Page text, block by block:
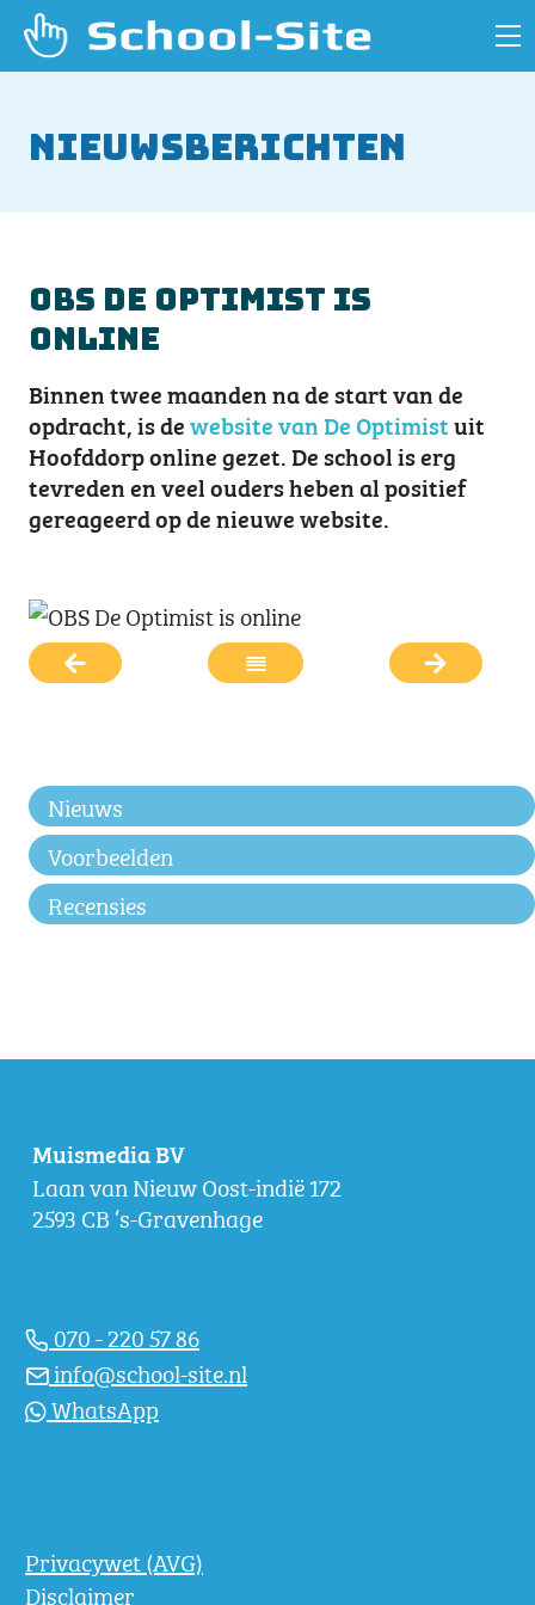
Nieuwsberichten
OBS De Optimist is
online
Binnen twee maanden na de start van de
opdracht, is dewebsite van De Optimistuit
Hoofddorp online gezet. De school is erg
tevreden en veel ouders heben al positief
gereageerd op de nieuwe website.
Nieuws
Voorbeelden
Recensies
Muismedia BV
Laan van Nieuw Oost-indië 172
2593 CB ‘s-Gravenhage
070 - 220 57 86
info@school-site.nl
WhatsApp
Privacywet (AVG)
Disclaimer